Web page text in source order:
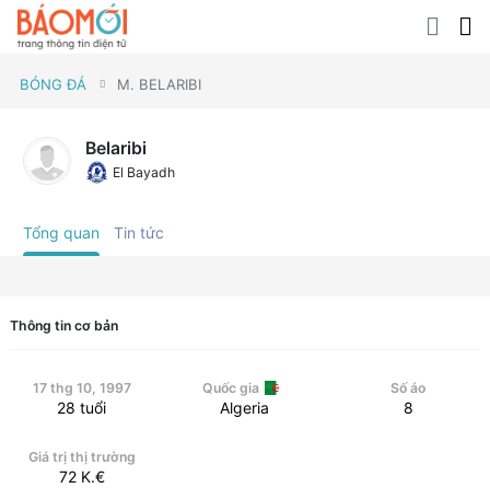
BÓNG ĐÁ M. BELARIBI
Belaribi
El Bayadh
Tổng quan Tin tức
Thông tin cơ bản
17 thg 10, 1997
28 tuổi
Quốc gia
Algeria
Số áo
8
Giá trị thị trường
72 K.€